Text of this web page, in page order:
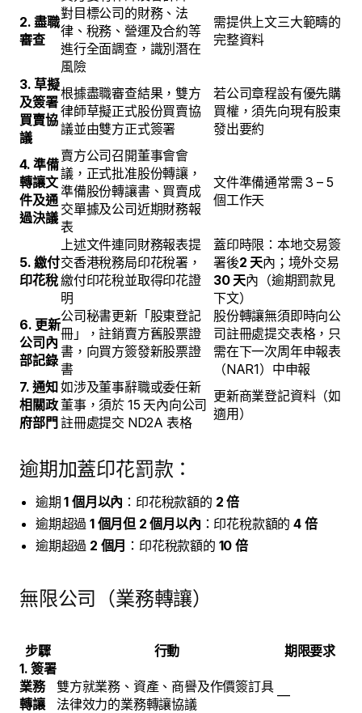
2. 盡職
審查
對目標公司的財務、法
律、稅務、營運及合約等
進行全面調查，識別潛在
風險
需提供上文三大範疇的
完整資料
3. 草擬
及簽署
買賣協
議
根據盡職審查結果，雙方
律師草擬正式股份買賣協
議並由雙方正式簽署
若公司章程設有優先購
買權，須先向現有股東
發出要約
4. 準備
轉讓文
件及通
過決議
賣方公司召開董事會會
議，正式批准股份轉讓，
準備股份轉讓書、買賣成
交單據及公司近期財務報
表
文件準備通常需 3 – 5
個工作天
5. 繳付
印花稅
上述文件連同財務報表提
交香港稅務局印花稅署，
繳付印花稅並取得印花證
明
蓋印時限：本地交易簽
署後2 天內；境外交易
30 天內（逾期罰款見
下文）
6. 更新
公司內
部記錄
公司秘書更新「股東登記
冊」，註銷賣方舊股票證
書，向買方簽發新股票證
書
股份轉讓無須即時向公
司註冊處提交表格，只
需在下一次周年申報表
（NAR1）中申報
7. 通知
相關政
府部門
如涉及董事辭職或委任新
董事，須於 15 天內向公司
註冊處提交 ND2A 表格
更新商業登記資料（如
適用）
逾期加蓋印花罰款：
逾期1 個月以內 ：印花稅款額的 2 倍
逾期超過 1 個月但 2 個月以內 ：印花稅款額的4 倍
逾期超過 2 個月 ：印花稅款額的 10 倍
無限公司（業務轉讓）
步驟 行動
期限要求
1. 簽署
業務
轉讓
雙方就業務、資產、商譽及作價簽訂具
法律效力的業務轉讓協議
—